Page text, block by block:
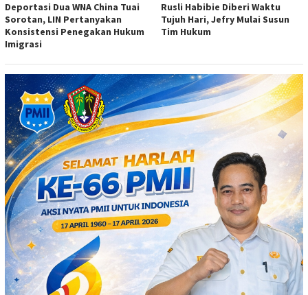
Deportasi Dua WNA China Tuai
Sorotan, LIN Pertanyakan
Konsistensi Penegakan Hukum
Imigrasi
Rusli Habibie Diberi Waktu
Tujuh Hari, Jefry Mulai Susun
Tim Hukum